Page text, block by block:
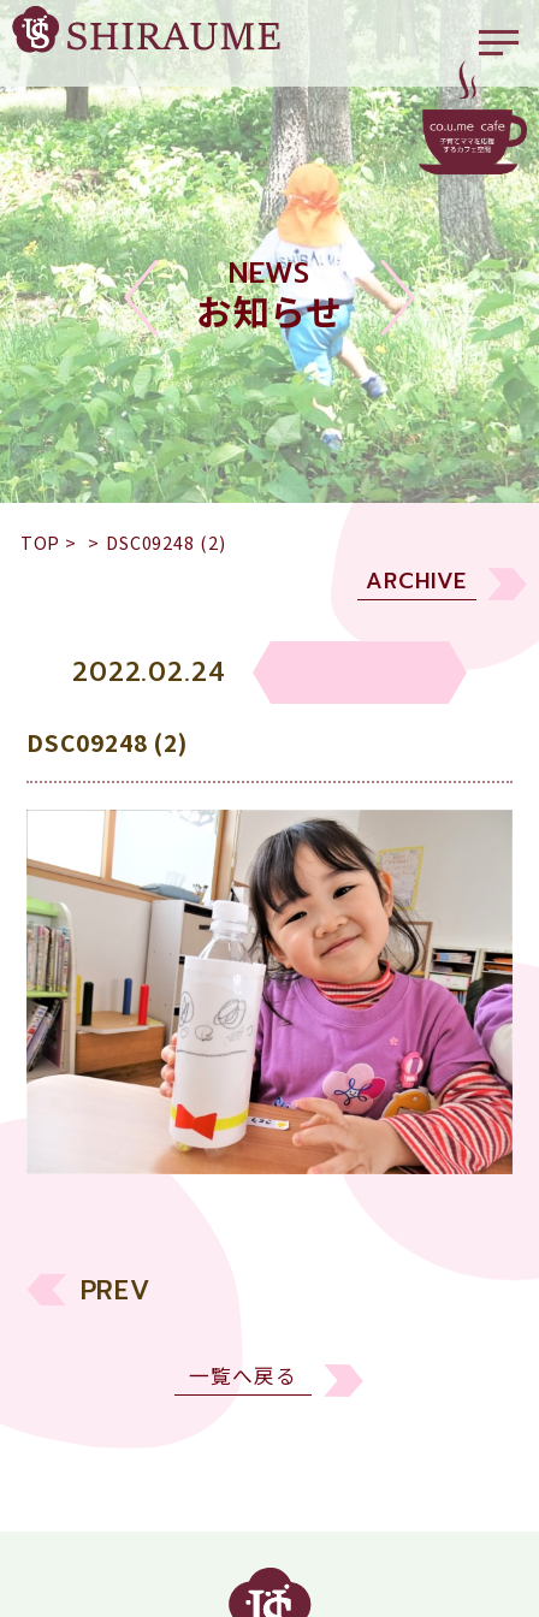
NEWS
お知らせ
TOP > > DSC09248 (2)
ARCHIVE
2022.02.24
DSC09248 (2)
PREV
一覧へ戻る